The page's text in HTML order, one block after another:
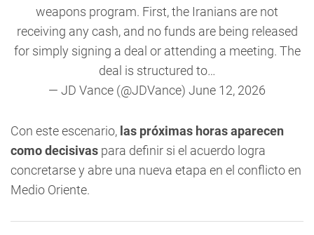
weapons program. First, the Iranians are not
receiving any cash, and no funds are being released
for simply signing a deal or attending a meeting. The
deal is structured to…
— JD Vance (@JDVance) June 12, 2026
Con este escenario, las próximas horas aparecen
como decisivas para definir si el acuerdo logra
concretarse y abre una nueva etapa en el conflicto en
Medio Oriente.